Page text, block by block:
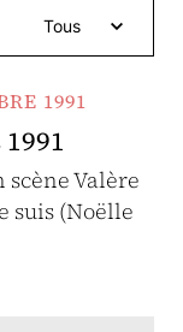
Tous
1991
scène Valère
suis (Noëlle